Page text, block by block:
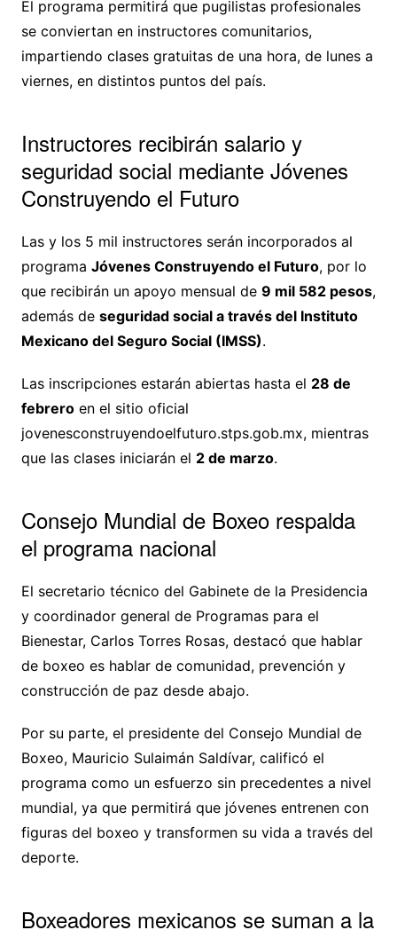
El programa permitirá que pugilistas profesionales
se conviertan en instructores comunitarios,
impartiendo clases gratuitas de una hora, de lunes a
viernes, en distintos puntos del país.
Instructores recibirán salario y
seguridad social mediante Jóvenes
Construyendo el Futuro
Las y los 5 mil instructores serán incorporados al
programa Jóvenes Construyendo el Futuro, por lo
que recibirán un apoyo mensual de 9 mil 582 pesos,
además de seguridad social a través del Instituto
Mexicano del Seguro Social (IMSS).
Las inscripciones estarán abiertas hasta el 28 de
febreroen el sitio oficial
jovenesconstruyendoelfuturo.stps.gob.mx, mientras
que las clases iniciarán el 2 de marzo.
Consejo Mundial de Boxeo respalda
el programa nacional
El secretario técnico del Gabinete de la Presidencia
y coordinador general de Programas para el
Bienestar, Carlos Torres Rosas, destacó que hablar
de boxeo es hablar de comunidad, prevención y
construcción de paz desde abajo.
Por su parte, el presidente del Consejo Mundial de
Boxeo, Mauricio Sulaimán Saldívar, calificó el
programa como un esfuerzo sin precedentes a nivel
mundial, ya que permitirá que jóvenes entrenen con
figuras del boxeo y transformen su vida a través del
deporte.
Boxeadores mexicanos se suman a la